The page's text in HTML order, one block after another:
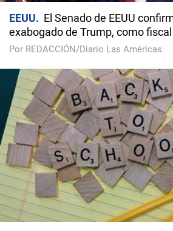
EEUU
El Senado de EEUU
exabogado de Trump, como fiscal
Por REDACCIÓN/Diario Las Américas